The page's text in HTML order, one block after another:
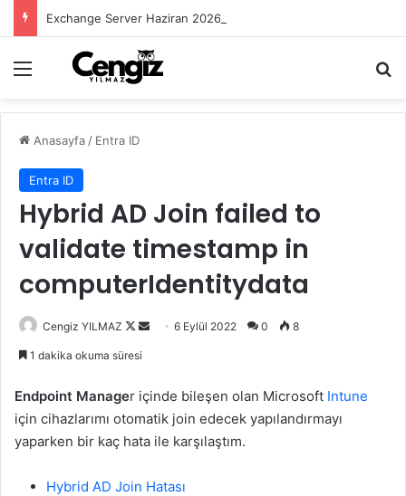
Menü
Anasayfa / Entra ID
Entra ID
Hybrid AD Join failed to
validate timestamp in
computerIdentitydata
Cengiz YILMAZ
Follow
Bir
göndermek
6 Eylül 2022 0 8
1 dakika okuma süresi
Endpoint Manager içinde bileşen olan Microsoft Intune
için cihazlarımı otomatik join edecek yapılandırmayı
yaparken bir kaç hata ile karşılaştım.
Hybrid AD Join Hatası